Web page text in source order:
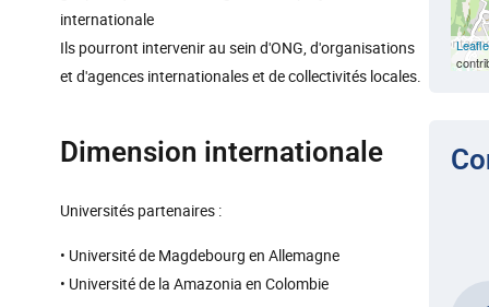
internationale
Ils pourront intervenir au sein d'ONG, d'organisations
et d'agences internationales et de collectivités locales.
Dimension internationale
Universités partenaires :
• Université de Magdebourg en Allemagne
• Université de la Amazonia en Colombie